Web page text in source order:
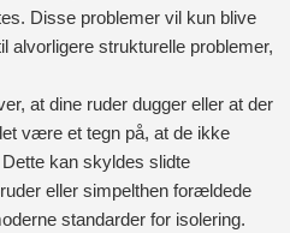
Disse problemer vil kun blive
strukturelle problemer,
at dine ruder dugger eller at der
være et tegn på, at de ikke
kan skyldes slidte
eller simpelthen forældede
standarder for isolering.